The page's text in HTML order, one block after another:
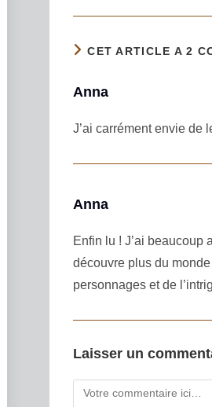
CET ARTICLE A 2
Anna
J’ai carrément envie de
Anna
Enfin lu ! J’ai beaucoup
découvre plus du
personnages et de
Laisser un